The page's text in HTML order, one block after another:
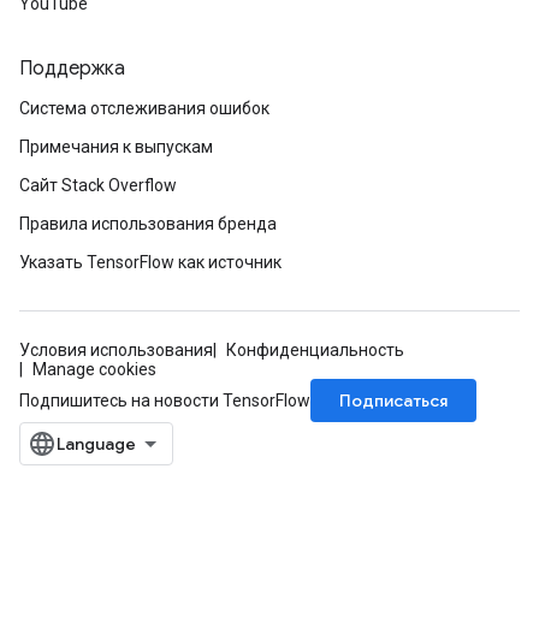
Поддержка
Система отслеживания ошибок
Примечания к выпускам
Сайт Stack Overflow
Правила использования бренда
Указать TensorFlow как источник
Условия использования
Конфиденциальность
Manage cookies
Подпишитесь на новости TensorFlow
Подписаться